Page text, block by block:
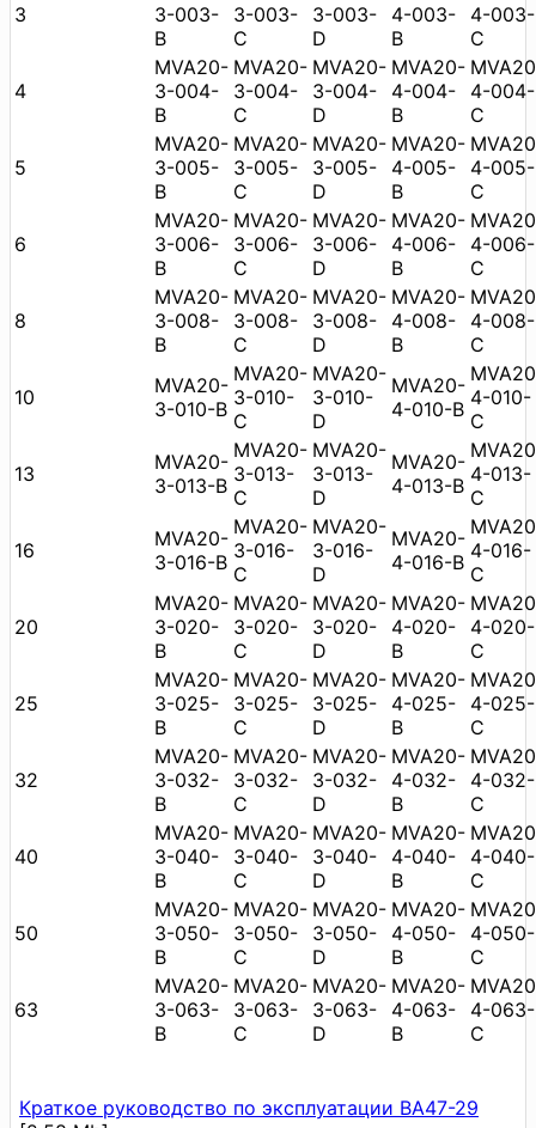
3
3-003-
B
3-003-
C
3-003-
D
4-003-
B
4-003-
C
4
MVA20-
3-004-
B
MVA20-
3-004-
C
MVA20-
3-004-
D
MVA20-
4-004-
B
4-004-
C
5
MVA20-
3-005-
B
MVA20-
3-005-
C
MVA20-
3-005-
D
MVA20-
4-005-
B
4-005-
C
6
MVA20-
3-006-
B
MVA20-
3-006-
C
MVA20-
3-006-
D
MVA20-
4-006-
B
4-006-
C
8
MVA20-
3-008-
B
MVA20-
3-008-
C
MVA20-
3-008-
D
MVA20-
4-008-
B
4-008-
C
10
MVA20-
3-010-B
MVA20-
3-010-
C
MVA20-
3-010-
D
MVA20-
4-010-B 4-010-
C
13
MVA20-
3-013-B
MVA20-
3-013-
C
MVA20-
3-013-
D
MVA20-
4-013-B 4-013-
C
16
MVA20-
3-016-B
MVA20-
3-016-
C
MVA20-
3-016-
D
MVA20-
4-016-B 4-016-
C
20
MVA20-
3-020-
B
MVA20-
3-020-
C
MVA20-
3-020-
D
MVA20-
4-020-
B
4-020-
C
25
MVA20-
3-025-
B
MVA20-
3-025-
C
MVA20-
3-025-
D
MVA20-
4-025-
B
4-025-
C
32
MVA20-
3-032-
B
MVA20-
3-032-
C
MVA20-
3-032-
D
MVA20-
4-032-
B
4-032-
C
40
MVA20-
3-040-
B
MVA20-
3-040-
C
MVA20-
3-040-
D
MVA20-
4-040-
B
4-040-
C
50
MVA20-
3-050-
B
MVA20-
3-050-
C
MVA20-
3-050-
D
MVA20-
4-050-
B
4-050-
C
63
MVA20-
3-063-
B
MVA20-
3-063-
C
MVA20-
3-063-
D
MVA20-
4-063-
B
4-063-
C
Краткое руководство по эксплуатации ВА47-29